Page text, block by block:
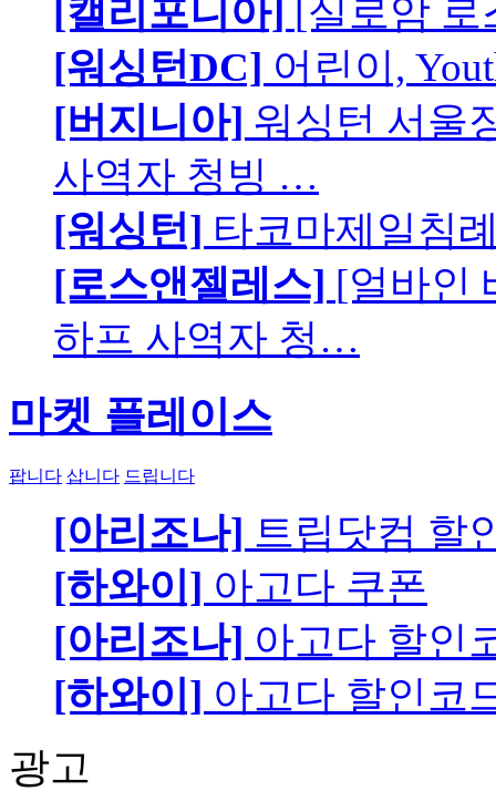
[캘리포니아] [실로암 로
[워싱턴DC] 어린이,
[버지니아] 워싱턴 서울
사역자 청빙 …
[워싱턴] 타코마제일침
[로스앤젤레스] [얼바인
하프 사역자 청…
마켓 플레이스
팝니다 삽니다 드립니다
[아리조나] 트립닷컴 할
[하와이] 아고다 쿠폰
[아리조나] 아고다 할인
[하와이] 아고다 할인코
광고